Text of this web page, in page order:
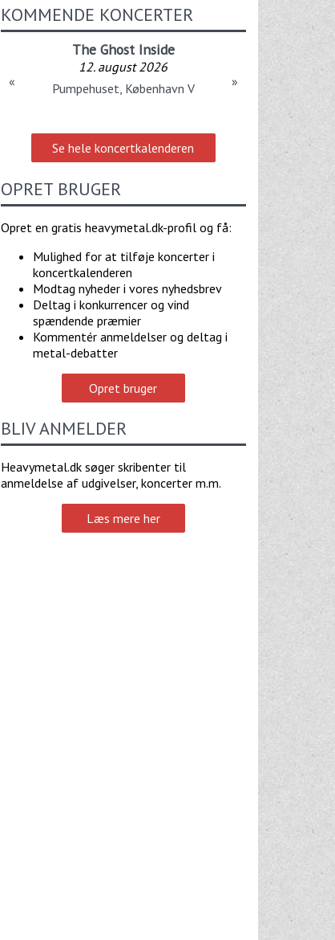
KOMMENDE KONCERTER
The Ghost Inside
12. august 2026
Pumpehuset, København V
« »
Se hele koncertkalenderen
OPRET BRUGER
Opret en gratis heavymetal.dk-profil og få:
Mulighed for at tilføje koncerter i
koncertkalenderen
Modtag nyheder i vores nyhedsbrev
Deltag i konkurrencer og vind
spændende præmier
Kommentér anmeldelser og deltag i
metal-debatter
Opret bruger
BLIV ANMELDER
Heavymetal.dk søger skribenter til
anmeldelse af udgivelser, koncerter m.m.
Læs mere her